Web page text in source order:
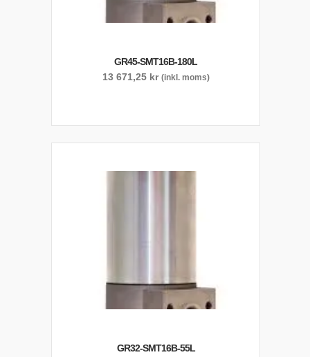
GR45-SMT16B-180L
13 671,25 kr (inkl. moms)
GR32-SMT16B-55L